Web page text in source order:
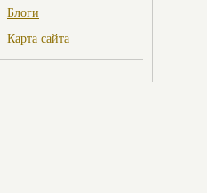
Блоги
Карта сайта